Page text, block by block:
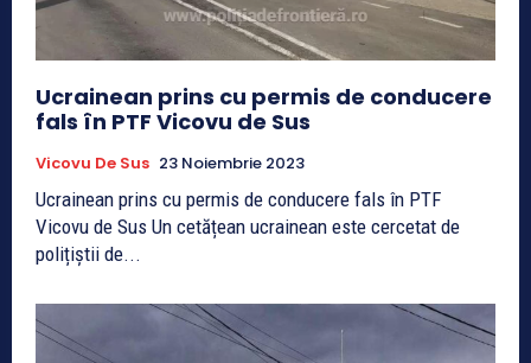
Ucrainean prins cu permis de conducere
fals în PTF Vicovu de Sus
Vicovu De Sus 23 Noiembrie 2023
Ucrainean prins cu permis de conducere fals în PTF
Vicovu de Sus Un cetățean ucrainean este cercetat de
polițiștii de...